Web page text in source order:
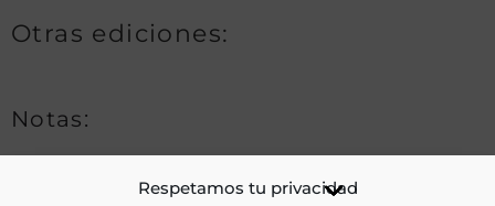
Respetamos tu privacidad
Otras ediciones:
Notas: